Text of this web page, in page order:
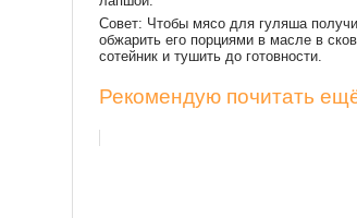
Совет: Чтобы мясо для гуляша
обжарить его порциями в масле в
сотейник и тушить до готовности.
Рекомендую почитать